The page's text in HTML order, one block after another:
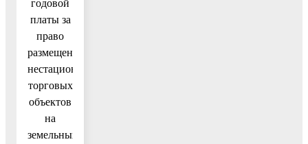
годовой
платы за
право
размещения
нестационарных
торговых
объектов
на
земельных